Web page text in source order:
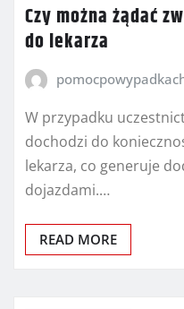
Czy można żądać
do lekarza
W przypadku
dochodzi do
lekarza, co generuje
dojazdami.…
READ MORE